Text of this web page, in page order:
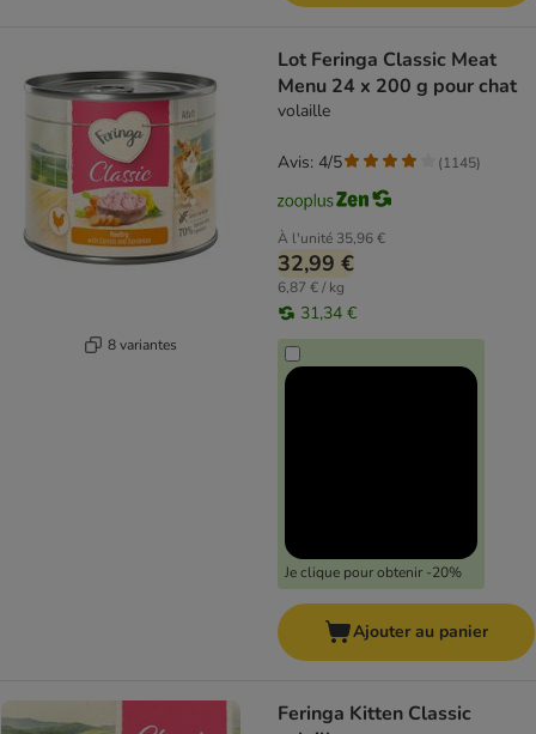
8 variantes
Lot Feringa Classic Meat
Menu 24 x 200 g pour chat
volaille
À l'unité 35,96 €
32,99 €
6,87 € / kg
31,34 €
Je clique pour obtenir -20%
Avis: 4/5 (1145)
Ajouter au panier
Feringa Kitten Classic